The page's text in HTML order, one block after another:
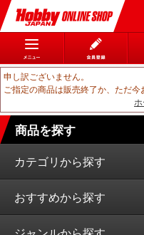
申し訳ございません。
ご指定の商品は販売終了か、ただ今
ホ
商品を探す
カテゴリから探す
おすすめから探す